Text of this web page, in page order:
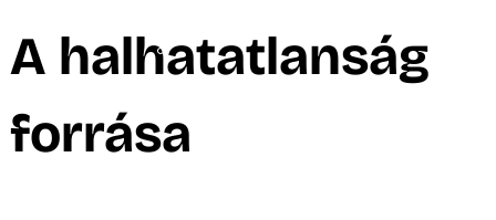
A halhatatlanság
forrása